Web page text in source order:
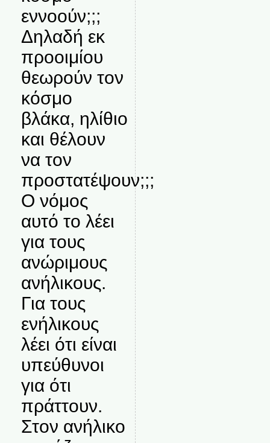
εννοούν;;;
Δηλαδή εκ
προοιμίου
θεωρούν τον
κόσμο
βλάκα, ηλίθιο
και θέλουν
να τον
προστατέψουν;;;
Ο νόμος
αυτό το λέει
για τους
ανώριμους
ανήλικους.
Για τους
ενήλικους
λέει ότι είναι
υπεύθυνοι
για ότι
πράττουν.
Στον ανήλικο